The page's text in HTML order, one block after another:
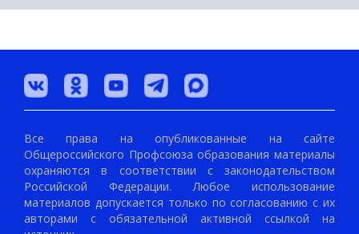
Все права на опубликованные на сайте
Общероссийского Профсоюза образования материалы
охраняются в соответствии с законодательством
Российской Федерации. Любое использование
материалов допускается только по согласованию с их
авторами с обязательной активной ссылкой на